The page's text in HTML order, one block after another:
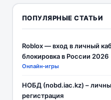
ПОПУЛЯРНЫЕ СТАТЬИ
Roblox — вход в личный
блокировка в России 2026
Онлайн-игры
НОБД (nobd.iac.kz) –
регистрация